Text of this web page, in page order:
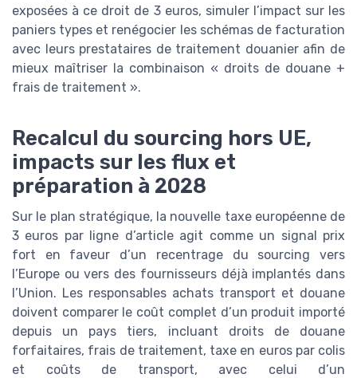
exposées à ce droit de 3 euros, simuler l’impact sur les
paniers types et renégocier les schémas de facturation
avec leurs prestataires de traitement douanier afin de
mieux maîtriser la combinaison « droits de douane +
frais de traitement ».
Recalcul du sourcing hors UE,
impacts sur les flux et
préparation à 2028
Sur le plan stratégique, la nouvelle taxe européenne de
3 euros par ligne d’article agit comme un signal prix
fort en faveur d’un recentrage du sourcing vers
l’Europe ou vers des fournisseurs déjà implantés dans
l’Union. Les responsables achats transport et douane
doivent comparer le coût complet d’un produit importé
depuis un pays tiers, incluant droits de douane
forfaitaires, frais de traitement, taxe en euros par colis
et coûts de transport, avec celui d’un